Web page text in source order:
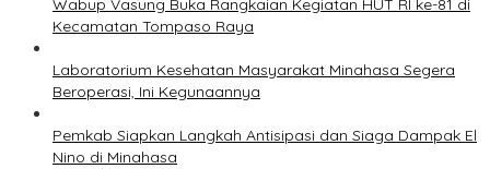
Wabup Vasung Buka Rangkaian Kegiatan HUT RI ke-81 di
Kecamatan Tompaso Raya
Laboratorium Kesehatan Masyarakat Minahasa Segera
Beroperasi, Ini Kegunaannya
Pemkab Siapkan Langkah Antisipasi dan Siaga Dampak El
Nino di Minahasa